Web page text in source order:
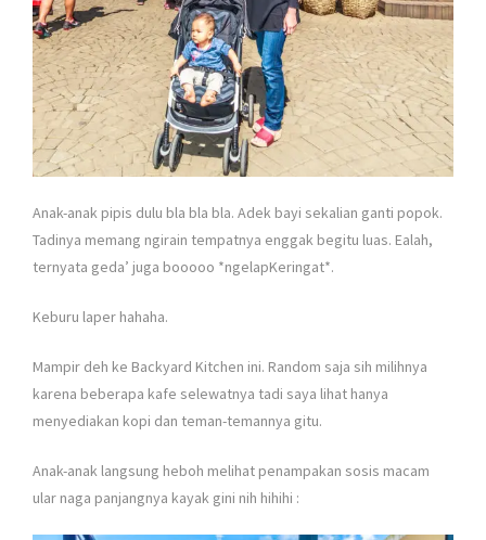
Anak-anak pipis dulu bla bla bla. Adek bayi sekalian ganti popok.
Tadinya memang ngirain tempatnya enggak begitu luas. Ealah,
ternyata geda’ juga booooo *ngelapKeringat*.
Keburu laper hahaha.
Mampir deh ke Backyard Kitchen ini. Random saja sih milihnya
karena beberapa kafe selewatnya tadi saya lihat hanya
menyediakan kopi dan teman-temannya gitu.
Anak-anak langsung heboh melihat penampakan sosis macam
ular naga panjangnya kayak gini nih hihihi :